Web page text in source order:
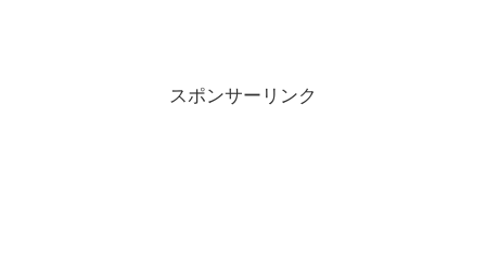
スポンサーリンク